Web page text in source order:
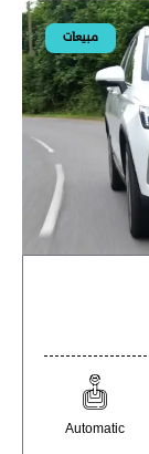
مبيعات
Automatic